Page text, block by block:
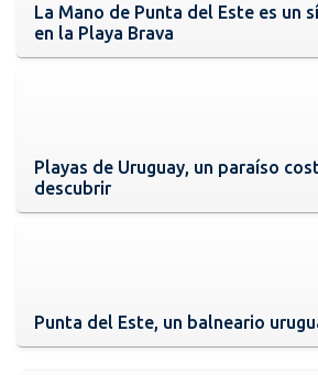
La Mano de Punta del Este es un
en la Playa Brava
Playas de Uruguay, un paraíso
descubrir
Punta del Este, un balneario